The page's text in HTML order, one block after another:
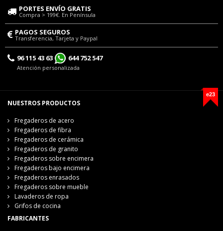
PORTES ENVÍO GRATIS
Compra > 199€. En Península
PAGOS SEGUROS
Transferencia, Tarjeta y Paypal
96 115 43 63 644 752 547
Atención personalizada
e23
NUESTROS PRODUCTOS
Fregaderos de acero
Fregaderos de fibra
Fregaderos de cerámica
Fregaderos de granito
Fregaderos sobre encimera
Fregaderos bajo encimera
Fregaderos enrasados
Fregaderos sobre mueble
Lavaderos de ropa
Grifos de cocina
FABRICANTES